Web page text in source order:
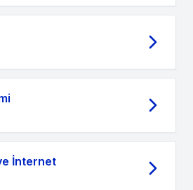
İnternet